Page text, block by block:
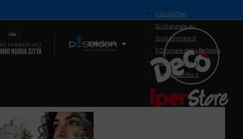
Il Network
il SiciliaTivù
Siciliarurale.eu
Siciliammare.it
Il Giornale della Bellezza
Siciliamedica.it
Sanitainsicilia.it